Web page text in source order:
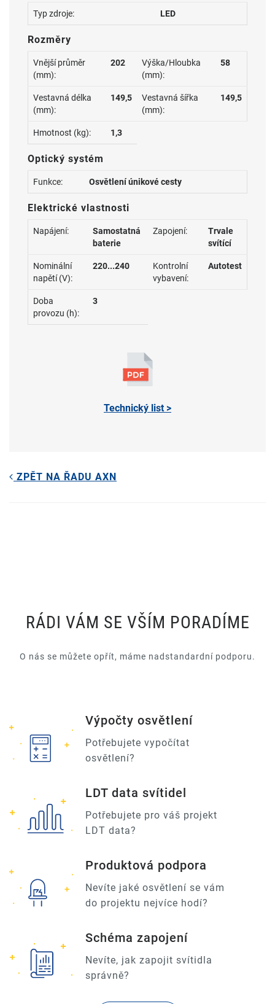
Typ zdroje: LED
Rozměry
Vnější průměr
(mm):
202
Výška/Hloubka
(mm):
58
Vestavná délka
(mm):
149,5
Vestavná šířka
(mm):
149,5
Hmotnost (kg): 1,3
Optický systém
Funkce: Osvětlení únikové cesty
Elektrické vlastnosti
Napájení:
Samostatná
baterie
Zapojení:
Trvale
svítící
Nominální
napětí (V):
220...240
Kontrolní
vybavení:
Autotest
Doba
provozu (h):
3
Technický list >
ZPĚT NA ŘADU AXN
RÁDI VÁM SE VŠÍM PORADÍME
O nás se můžete opřít, máme nadstandardní podporu.
Výpočty osvětlení
Potřebujete vypočítat
osvětlení?
LDT data svítidel
Potřebujete pro váš projekt
LDT data?
Produktová podpora
Nevíte jaké osvětlení se vám
do projektu nejvíce hodí?
Schéma zapojení
Nevíte, jak zapojit svítidla
správně?